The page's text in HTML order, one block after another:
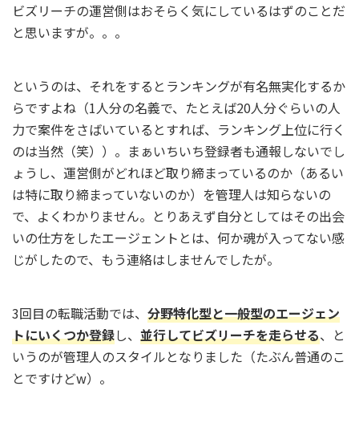
ビズリーチの運営側はおそらく気にしているはずのことだ
と思いますが。。。
というのは、それをするとランキングが有名無実化するか
らですよね（1人分の名義で、たとえば20人分ぐらいの人
力で案件をさばいているとすれば、ランキング上位に行く
のは当然（笑））。まぁいちいち登録者も通報しないでし
ょうし、運営側がどれほど取り締まっているのか（あるい
は特に取り締まっていないのか）を管理人は知らないの
で、よくわかりません。とりあえず自分としてはその出会
いの仕方をしたエージェントとは、何か魂が入ってない感
じがしたので、もう連絡はしませんでしたが。
3回目の転職活動では、 分野特化型と一般型のエージェン
トにいくつか登録し、 並行してビズリーチを走らせる、と
いうのが管理人のスタイルとなりました（たぶん普通のこ
とですけどw）。